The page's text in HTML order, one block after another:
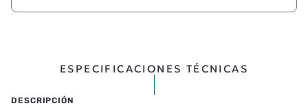
ESPECIFICACIONES TÉCNICAS